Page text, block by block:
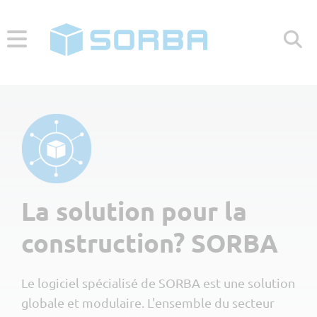
Menü
Nos clients
Moyennes entreprises 10-50 👷
Créateurs d'entreprise
Branches
Horticulture
Peintres & plâtriers
Solution globale
À propos
La solution pour la
construction? SORBA
Le logiciel spécialisé de SORBA est une solution
globale et modulaire. L'ensemble du secteur